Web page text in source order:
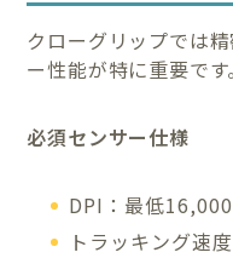
クローグリップでは
ー性能が特に重要です。
必須センサー仕様
DPI：最低
トラッキング速